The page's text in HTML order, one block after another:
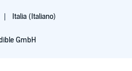
Italia (Italiano)
GmbH